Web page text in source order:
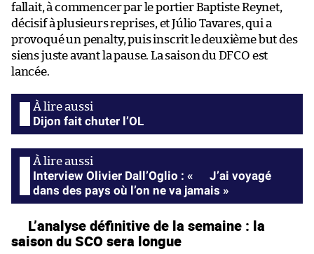
fallait, à commencer par le portier Baptiste Reynet,
décisif à plusieurs reprises, et Júlio Tavares, qui a
provoqué un penalty, puis inscrit le deuxième but des
siens juste avant la pause. La saison du DFCO est
lancée.
Dijon fait chuter l’OL
Interview Olivier Dall’Oglio : « J’ai voyagé
dans des pays où l’on ne va jamais »
L’analyse définitive de la semaine : la
saison du SCO sera longue